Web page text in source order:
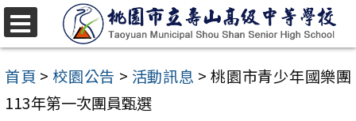
跳
至
主
要
首頁 > 校園公告 > 活動訊息 > 桃園市青少年國樂團
113年第一次團員甄選
選
單